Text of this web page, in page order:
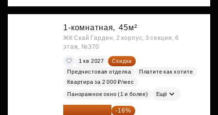
1-комнатная, 45м²
ЖК Скай Гарден, 2 корпус, 3 секция, 6
этаж, №370
1 кв 2027
Скидка
Предчистовая отделка
Платите как хотите
Квартира за 2 000 ₽/мес
Панорамное окно (1 и более) Ещё
20 525 400 ₽ -16%